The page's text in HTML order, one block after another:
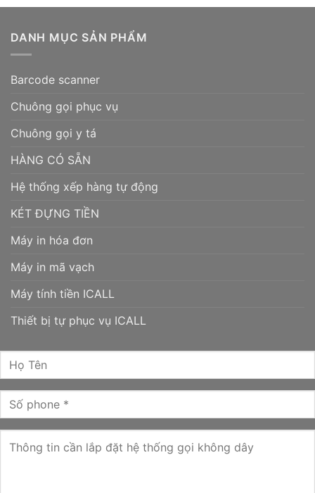
DANH MỤC SẢN PHẨM
Barcode scanner
Chuông gọi phục vụ
Chuông gọi y tá
HÀNG CÓ SẴN
Hệ thống xếp hàng tự động
KÉT ĐỰNG TIỀN
Máy in hóa đơn
Máy in mã vạch
Máy tính tiền ICALL
Thiết bị tự phục vụ ICALL